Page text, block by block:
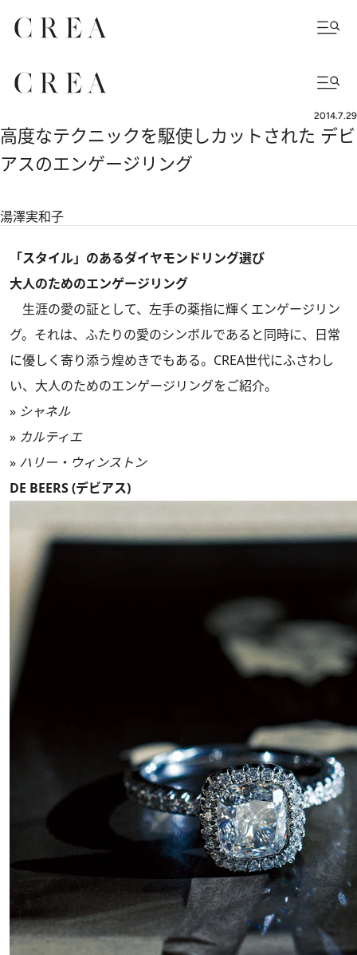
2014.7.29
高度なテクニックを駆使しカットされた デビ
アスのエンゲージリング
湯澤実和子
「スタイル」のあるダイヤモンドリング選び
大人のためのエンゲージリング
生涯の愛の証として、左手の薬指に輝くエンゲージリン
グ。それは、ふたりの愛のシンボルであると同時に、日常
に優しく寄り添う煌めきでもある。CREA世代にふさわし
い、大人のためのエンゲージリングをご紹介。
» シャネル
» カルティエ
» ハリー・ウィンストン
DE BEERS (デビアス)